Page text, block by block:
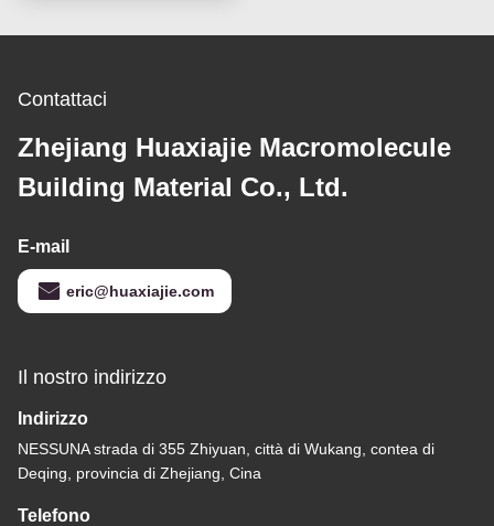
Contattaci
Zhejiang Huaxiajie Macromolecule
Building Material Co., Ltd.
E-mail
eric@huaxiajie.com
Il nostro indirizzo
Indirizzo
NESSUNA strada di 355 Zhiyuan, città di Wukang, contea di
Deqing, provincia di Zhejiang, Cina
Telefono